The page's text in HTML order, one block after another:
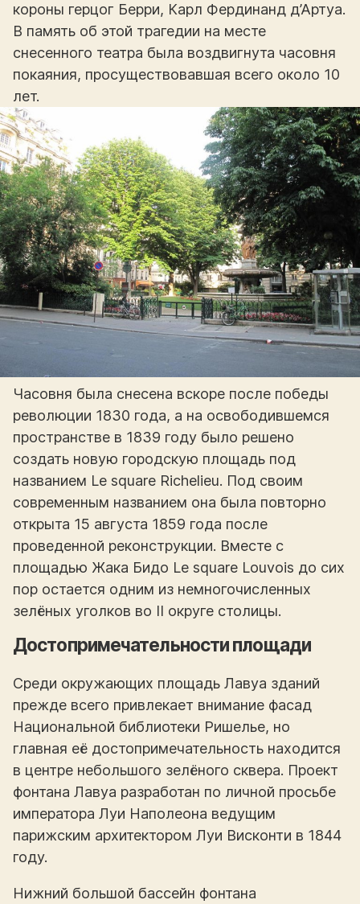
короны герцог Берри, Карл Фердинанд д’Артуа.
В память об этой трагедии на месте
снесенного театра была воздвигнута часовня
покаяния, просуществовавшая всего около 10
лет.
Часовня была снесена вскоре после победы
революции 1830 года, а на освободившемся
пространстве в 1839 году было решено
создать новую городскую площадь под
названием Le square Richelieu. Под своим
современным названием она была повторно
открыта 15 августа 1859 года после
проведенной реконструкции. Вместе с
площадью Жака Бидо Le square Louvois до сих
пор остается одним из немногочисленных
зелёных уголков во II округе столицы.
Достопримечательности площади
Среди окружающих площадь Лавуа зданий
прежде всего привлекает внимание фасад
Национальной библиотеки Ришелье, но
главная её достопримечательность находится
в центре небольшого зелёного сквера. Проект
фонтана Лавуа разработан по личной просьбе
императора Луи Наполеона ведущим
парижским архитектором Луи Висконти в 1844
году.
Нижний большой бассейн фонтана